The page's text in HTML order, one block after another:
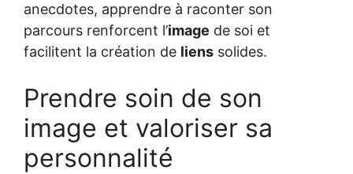
anecdotes, apprendre à raconter son
parcours renforcent l’image de soi et
facilitent la création de liens solides.
Prendre soin de son
image et valoriser sa
personnalité